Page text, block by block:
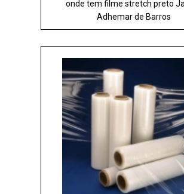
onde tem filme stretch preto
Adhemar de Barros